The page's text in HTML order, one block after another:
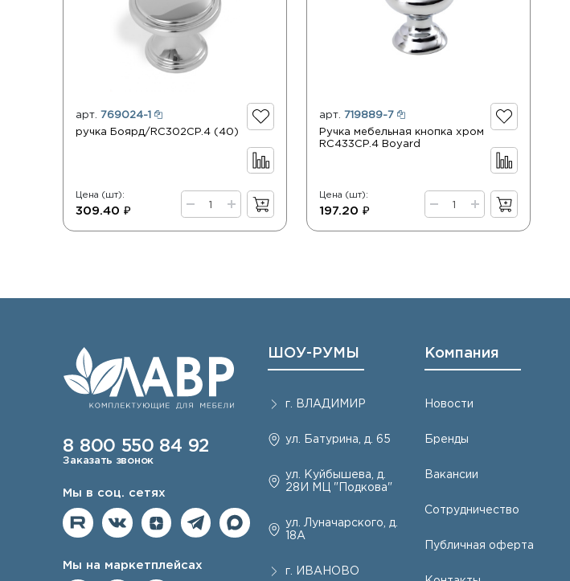
арт.769024-1
ручка Боярд/RC302CP.4 (40)
Цена (шт):
309.40 ₽
арт.719889-7
Ручка мебельная кнопка хром
RC433CP.4 Boyard
Цена (шт):
197.20 ₽
8 800 550 84 92
Заказать звонок
Мы в соц. сетях
Мы на маркетплейсах
ШОУ-РУМЫ
г. ВЛАДИМИР
ул. Батурина, д. 65
ул. Куйбышева, д.
28И МЦ "Подкова"
ул. Луначарского, д.
18А
г. ИВАНОВО
Компания
Новости
Бренды
Вакансии
Сотрудничество
Публичная оферта